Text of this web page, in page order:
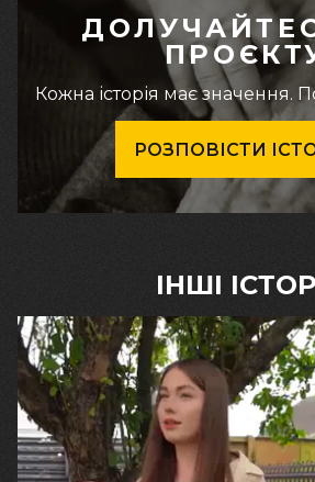
Кожна історія має значення.
РОЗПОВІСТИ
ІНШІ